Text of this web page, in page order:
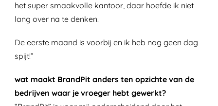
het super smaakvolle kantoor, daar hoefde ik niet
lang over na te denken.
De eerste maand is voorbij en ik heb nog geen dag
spijt!”
wat maakt BrandPit anders ten opzichte van de
bedrijven waar je vroeger hebt gewerkt?